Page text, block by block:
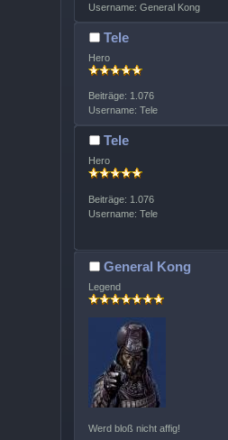
Username: General Kong
Tele
Hero
Beiträge: 1.076
Username: Tele
Tele
Hero
Beiträge: 1.076
Username: Tele
General Kong
Legend
Werd bloß nicht affig!